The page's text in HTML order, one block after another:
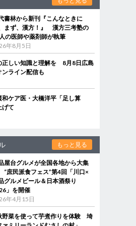
書林から新刊『こんなときに
まず、漢方！』 漢方三考塾の
の医師や薬剤師が執筆
年8月5日
正しい知識と理解を 8月8日広島
ライン配信も
和ケア医・大橋洋平「足し算
げて
もっと見る
屋台グルメが全国各地から大集
庶民派食フェス”第4回「川口×
グルメビール＆日本酒祭り
」を開催
年4月15日
野菜を使って芋煮作りを体験 埼